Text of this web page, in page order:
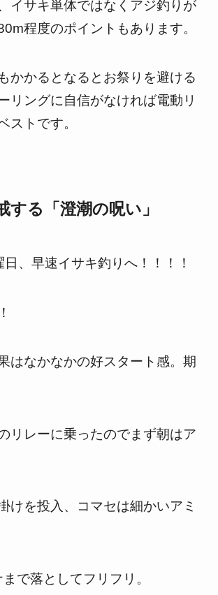
イサキ単体ではなくアジ釣りが
程度のポイントもあります。
かかるとなるとお祭りを避ける
リングに自信がなければ電動リ
ストです。
する「澄潮の呪い」
、早速イサキ釣りへ！！！！
はなかなかの好スタート感。期
リレーに乗ったのでまず朝はア
けを投入、コマセは細かいアミ
で落としてフリフリ。